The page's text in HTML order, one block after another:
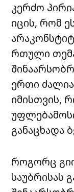
კერძო
იცის, რომ
რთული
ერთი
იმისთვის,
განაცხადა
როგორც
საუბრისას